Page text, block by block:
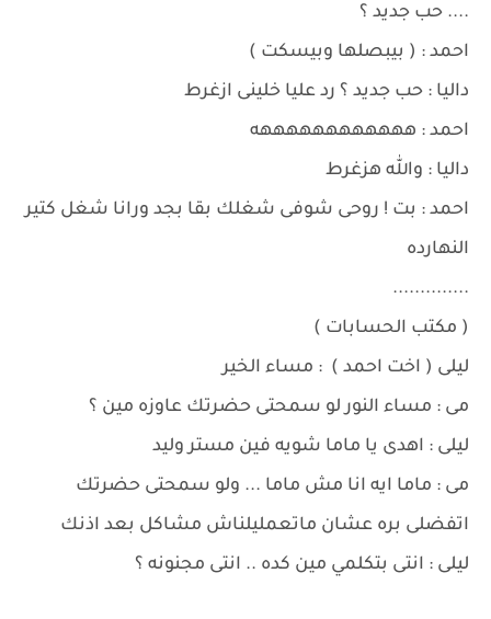
.... حب جديد ؟
احمد : ( بيبصلها وبيسكت )
داليا : حب جديد ؟ رد عليا خلينى ازغرط
احمد : ههههههههههههه
داليا : والله هزغرط
احمد : بت ! روحى شوفى شغلك بقا بجد ورانا شغل كتير
النهارده
..............
( مكتب الحسابات )
ليلى ( اخت احمد ) : مساء الخير
مى : مساء النور لو سمحتى حضرتك عاوزه مين ؟
ليلى : اهدى يا ماما شويه فين مستر وليد
مى : ماما ايه انا مش ماما ... ولو سمحتى حضرتك
اتفضلى بره عشان ماتعمليلناش مشاكل بعد اذنك
ليلى : انتى بتكلمي مين كده .. انتى مجنونه ؟